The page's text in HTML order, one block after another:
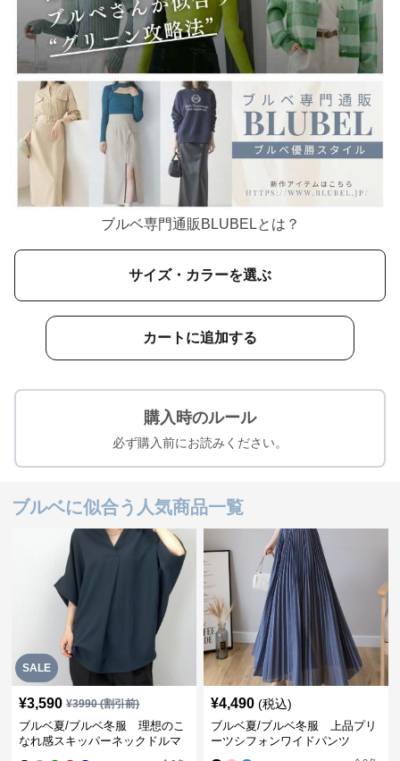
ブルベ専門通販BLUBELとは？
サイズ・カラーを選ぶ
カートに追加する
購入時のルール
必ず購入前にお読みください。
ブルベに似合う人気商品一覧
SALE
¥3,590 ¥3990(割引前)
ブルベ夏/ブルベ冬服 理想のこ
なれ感スキッパーネックドルマ
¥4,490 (税込)
ブルベ夏/ブルベ冬服 上品プリ
ーツシフォンワイドパンツ